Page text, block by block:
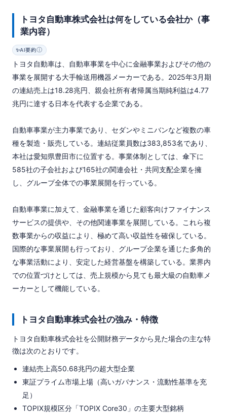
トヨタ自動車株式会社は何をしている会社か（事
業内容）
✨AI要約ⓘ
トヨタ自動車は、自動車事業を中心に金融事業およびその他の
事業を展開する大手輸送用機器メーカーである。2025年3月期
の連結売上は18.28兆円、親会社所有者帰属当期純利益は4.77
兆円に達する日本を代表する企業である。
自動車事業が主力事業であり、セダンやミニバンなど複数の車
種を製造・販売している。連結従業員数は383,853名であり、
本社は愛知県豊田市に位置する。事業体制としては、傘下に
585社の子会社および165社の関連会社・共同支配企業を擁
し、グループ全体での事業展開を行っている。
自動車事業に加えて、金融事業を通じた顧客向けファイナンス
サービスの提供や、その他関連事業を展開している。これら複
数事業からの収益により、極めて高い収益性を確保している。
国際的な事業展開も行っており、グループ企業を通じた多角的
な事業活動により、安定した経営基盤を構築している。業界内
での位置づけとしては、売上規模から見ても最大級の自動車メ
ーカーとして機能している。
トヨタ自動車株式会社の強み・特徴
トヨタ自動車株式会社を公開財務データから見た場合の主な特
徴は次のとおりです。
連結売上高50.68兆円の超大型企業
東証プライム市場上場（高いガバナンス・流動性基準を充
足）
TOPIX規模区分「TOPIX Core30」の主要大型銘柄